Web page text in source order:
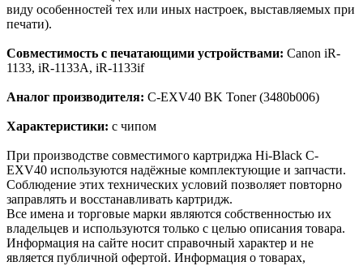
виду особенностей тех или иных настроек, выставляемых при
печати).
Совместимость с печатающими устройствами: Canon iR-
1133, iR-1133A, iR-1133if
Аналог производителя: C-EXV40 BK Toner (3480b006)
Характеристики: с чипом
При производстве совместимого картриджа Hi-Black C-
EXV40 используются надёжные комплектующие и запчасти.
Соблюдение этих технических условий позволяет повторно
заправлять и восстанавливать картридж.
Все имена и торговые марки являются собственностью их
владельцев и используются только с целью описания товара.
Информация на сайте носит справочный характер и не
является публичной офертой. Информация о товарах,